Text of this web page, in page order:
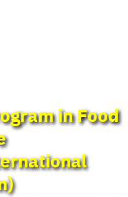
in Food